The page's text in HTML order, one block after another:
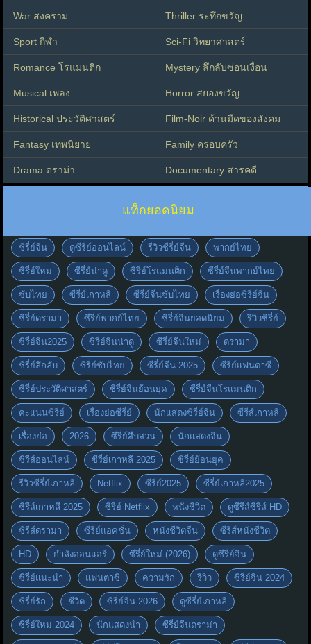
War สงคราม Thriller ระทึกขวัญ
Sport กีฬา Sci-Fi วิทยาศาสตร์
Romance โรแมนติก Mystery ลึกลับซ่อนเงื่อน
Musical เพลง Horror สยองขวัญ
Historical ประวัติศาสตร์ Film-Noir ด้านมืดของสังคม
Fantasy เทพนิยาย Family ครอบครัว
Drama ดราม่า Documentary สารคดี
แท็กยอดนิยม
ซีรี่ย์จีน ดูซีรี่ย์ออนไลน์ รีวิวซีรี่ย์จีน พากย์ไทย
ซีรี่ย์ใหม่ ซีรี่ย์น่าดู ซีรี่ย์โรแมนติก ซีรี่ย์จีนพากย์ไทย
ซับไทย ซีรี่ย์เกาหลี ซีรี่ย์จีนซับไทย เรื่องย่อซีรี่ย์จีน
ซีรี่ย์ดราม่า ซีรี่ย์พากย์ไทย ซีรี่ย์จีนยอดนิยม รีวิวซีรี่ย์
ซีรี่ย์จีน2025 ซีรี่ย์จีนน่าดู ซีรี่ย์จีนใหม่ ดราม่า
ซีรี่ย์ลึกลับ ซีรี่ย์ซับไทย ซีรี่ย์จีน 2025 ซีรี่ย์แฟนตาซี
ซีรี่ย์ประวัติศาสตร์ ซีรี่ย์จีนย้อนยุค ซีรี่ย์จีนโรแมนติก
คะแนนซีรี่ย์ เรื่องย่อซีรี่ย์ นักแสดงซีรี่ย์จีน ซีรีส์เกาหลี
เรื่องย่อ 2026 ซีรี่ย์สืบสวน นักแสดงจีน
ซีรีส์ออนไลน์ ซีรี่ย์เกาหลี 2025 ซีรี่ย์ย้อนยุค
รีวิวซีรี่ย์เกาหลี Netflix ซีรี่ย์2025 ซีรี่ย์เกาหลี2025
ซีรีส์เกาหลี 2025 ซีรี่ย์ Netflix หนังชีวิต ดูซีรีส์ซีรีส์ HD
ซีรีส์ดราม่า ซีรี่ย์แอคชั่น หนังชีวิตจีน ซีรีส์หนังชีวิต
HD กำลังออนแอร์ ซีรี่ย์ใหม่ (2026) ดูซีรี่ย์จีน
ซีรี่ย์แนะนำ แฟนตาซี ความรัก รีวิว ซีรี่ย์จีน 2024
ซีรี่ย์รัก ชีวิต ซีรี่ย์จีน 2026 ดูซีรี่ย์เกาหลี
ซีรี่ย์ใหม่ 2024 นักแสดงนำ ซีรี่ย์จีนดราม่า